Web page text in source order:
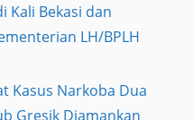
Kali Bekasi dan
LH/BPLH
Kasus Narkoba Dua
Gresik Diamankan